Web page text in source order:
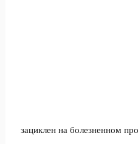
зациклен на болезненном